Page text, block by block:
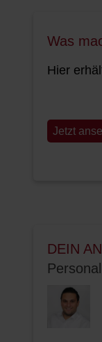
Was
Hier
Jetzt
DEIN